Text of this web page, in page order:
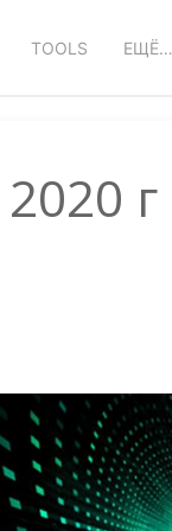
TOOLS ЕЩЁ…
г